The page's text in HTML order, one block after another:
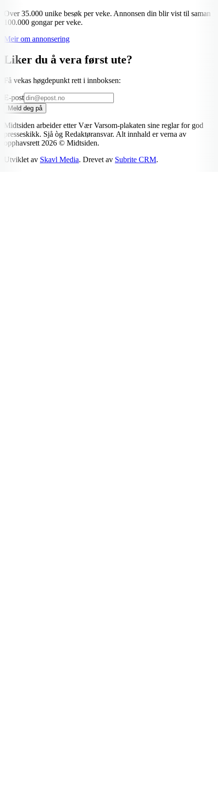
Over 35.000 unike besøk per veke. Annonsen din blir vist til saman
100.000 gongar per veke.
Meir om annonsering
Liker du å vera først ute?
Få vekas høgdepunkt rett i innboksen:
E-post
Meld deg på
Midtsiden arbeider etter Vær Varsom-plakaten sine reglar for god
presseskikk. Sjå òg Redaktøransvar. Alt innhald er verna av
opphavsrett 2026 © Midtsiden.
Utviklet av Skavl Media. Drevet av Subrite CRM.